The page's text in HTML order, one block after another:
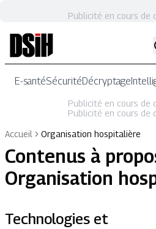
Publicité en cours de
E-santéSécuritéDécryptage
Publicité en cours de
Publicité en cours de
Accueil
Organisation hospitalière
Contenus à
Organisation
Technologies et